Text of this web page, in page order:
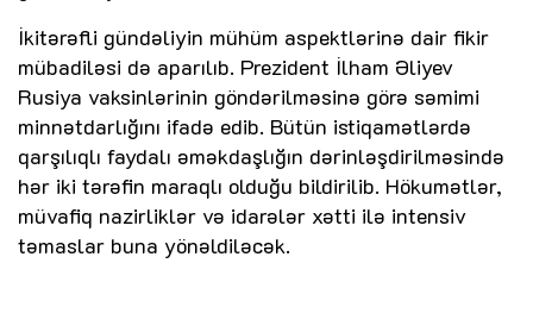
İkitərəfli gündəliyin mühüm aspektlərinə dair fikir
mübadiləsi də aparılıb. Prezident İlham Əliyev
Rusiya vaksinlərinin göndərilməsinə görə səmimi
minnətdarlığını ifadə edib. Bütün istiqamətlərdə
qarşılıqlı faydalı əməkdaşlığın dərinləşdirilməsində
hər iki tərəfin maraqlı olduğu bildirilib. Hökumətlər,
müvafiq nazirliklər və idarələr xətti ilə intensiv
təmaslar buna yönəldiləcək.